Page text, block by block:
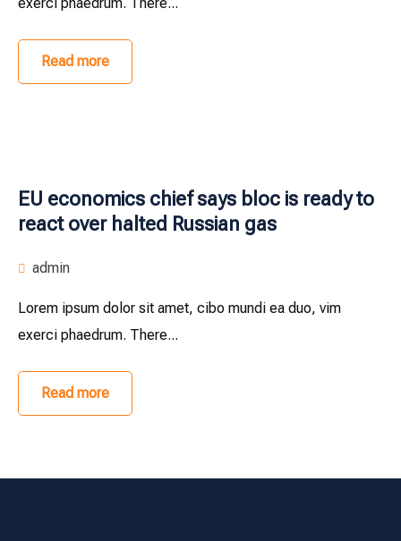
Read more
EU economics chief says bloc is ready to
react over halted Russian gas
admin
Lorem ipsum dolor sit amet, cibo mundi ea duo, vim
exerci phaedrum. There...
Read more